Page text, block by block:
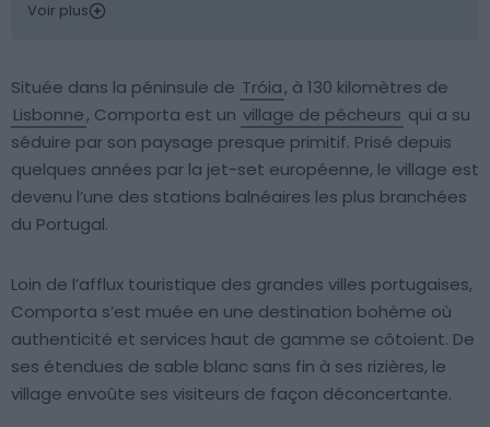
Voir plus
Située dans la péninsule de Tróia, à 130 kilomètres de
Lisbonne, Comporta est un village de pêcheurs qui a su
séduire par son paysage presque primitif. Prisé depuis
quelques années par la jet-set européenne, le village est
devenu l’une des stations balnéaires les plus branchées
du Portugal.
Loin de l’afflux touristique des grandes villes portugaises,
Comporta s’est muée en une destination bohème où
authenticité et services haut de gamme se côtoient. De
ses étendues de sable blanc sans fin à ses rizières, le
village envoûte ses visiteurs de façon déconcertante.